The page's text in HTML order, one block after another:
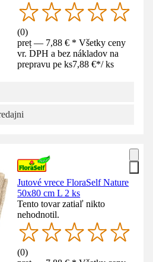
(0)
preț — 7,88 € * Všetky ceny
vr. DPH a bez nákladov na
prepravu pe ks7,88 €*/ ks
Jutové vrece FloraSelf Nature
50x80 cm L 2 ks
Tento tovar zatiaľ nikto
nehodnotil.
(0)